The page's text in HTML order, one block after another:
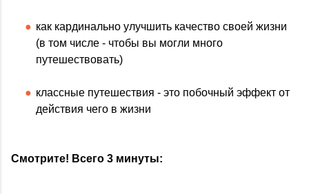
как кардинально улучшить качество своей жизни
(в том числе - чтобы вы могли много
путешествовать)
классные путешествия - это побочный эффект от
действия чего в жизни
Смотрите! Всего 3 минуты: